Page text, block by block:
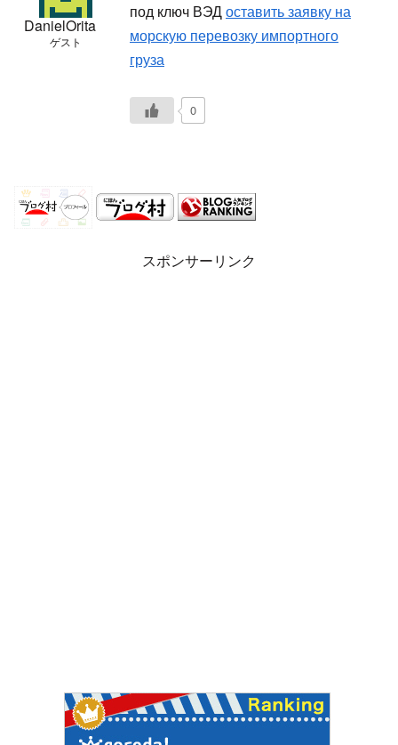
DanielOrita
ゲスト
под ключ ВЭДоставить заявку на
морскую перевозку импортного
груза
0
スポンサーリンク